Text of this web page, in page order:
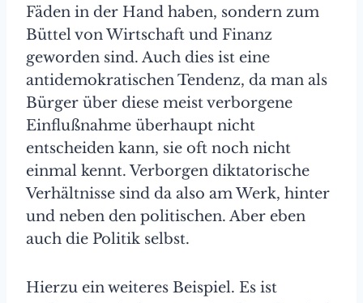
Fäden in der Hand haben, sondern zum
Büttel von Wirtschaft und Finanz
geworden sind. Auch dies ist eine
antidemokratischen Tendenz, da man als
Bürger über diese meist verborgene
Einflußnahme überhaupt nicht
entscheiden kann, sie oft noch nicht
einmal kennt. Verborgen diktatorische
Verhältnisse sind da also am Werk, hinter
und neben den politischen. Aber eben
auch die Politik selbst.
Hierzu ein weiteres Beispiel. Es ist